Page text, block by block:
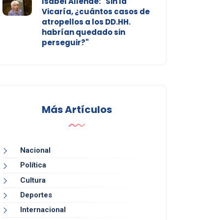
Vicaría, ¿cuántos casos de
atropellos a los DD.HH.
habrían quedado sin
perseguir?"
Más Artículos
Nacional
Política
Cultura
Deportes
Internacional